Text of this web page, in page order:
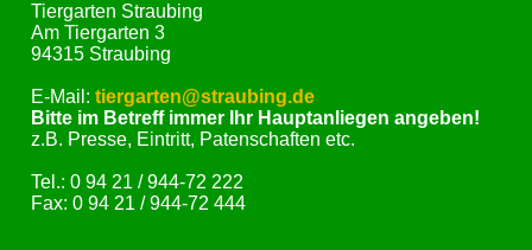
Tiergarten Straubing
Am Tiergarten 3
94315 Straubing
E-Mail:tiergarten@straubing.de
Bitte im Betreff immer Ihr Hauptanliegen angeben!
z.B. Presse, Eintritt, Patenschaften etc.
Tel.: 0 94 21 / 944-72 222
Fax: 0 94 21 / 944-72 444